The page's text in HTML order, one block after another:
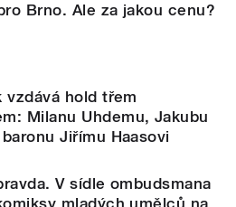
Brno. Ale za jakou cenu?
vzdává hold třem
Milanu Uhdemu, Jakubu
Jiřímu Haasovi
V sídle ombudsmana